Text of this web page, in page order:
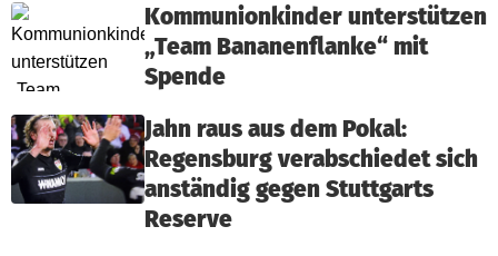
Kommunionkinder unterstützen
„Team Bananenflanke“ mit
Spende
Jahn raus aus dem Pokal:
Regensburg verabschiedet sich
anständig gegen Stuttgarts
Reserve